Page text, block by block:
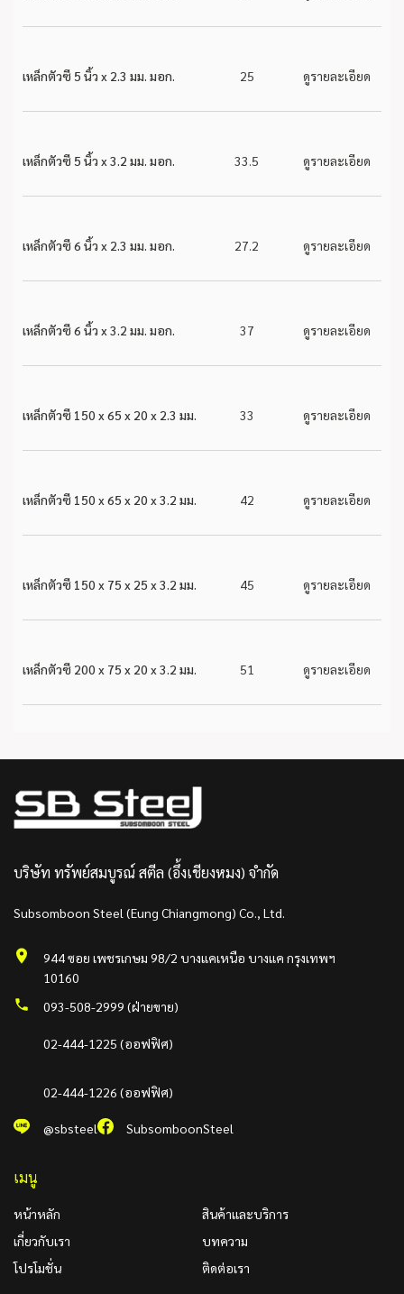
เหล็กตัวซี 5 นิ้ว x 2.3 มม. มอก. 25 ดูรายละเอียด
เหล็กตัวซี 5 นิ้ว x 3.2 มม. มอก. 33.5 ดูรายละเอียด
เหล็กตัวซี 6 นิ้ว x 2.3 มม. มอก. 27.2 ดูรายละเอียด
เหล็กตัวซี 6 นิ้ว x 3.2 มม. มอก. 37 ดูรายละเอียด
เหล็กตัวซี 150 x 65 x 20 x 2.3 มม. 33 ดูรายละเอียด
เหล็กตัวซี 150 x 65 x 20 x 3.2 มม. 42 ดูรายละเอียด
เหล็กตัวซี 150 x 75 x 25 x 3.2 มม. 45 ดูรายละเอียด
เหล็กตัวซี 200 x 75 x 20 x 3.2 มม. 51 ดูรายละเอียด
บริษัท ทรัพย์สมบูรณ์ สตีล (อึ้งเชียงหมง) จำกัด
Subsomboon Steel (Eung Chiangmong) Co., Ltd.
944 ซอย เพชรเกษม 98/2 บางแคเหนือ บางแค กรุงเทพฯ
10160
093-508-2999 (ฝ่ายขาย)
02-444-1225 (ออฟฟิศ)
02-444-1226 (ออฟฟิศ)
@sbsteel SubsomboonSteel
เมนู
หน้าหลัก
เกี่ยวกับเรา
โปรโมชั่น
สินค้าและบริการ
บทความ
ติดต่อเรา